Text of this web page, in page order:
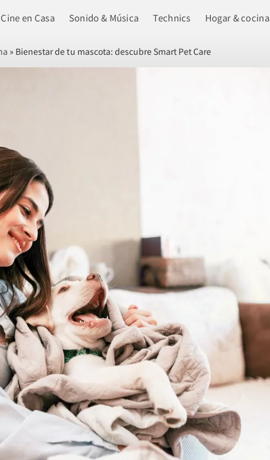
Cine en Casa Sonido & Música Technics Hogar & cocina
» Bienestar de tu mascota: descubre Smart Pet Care